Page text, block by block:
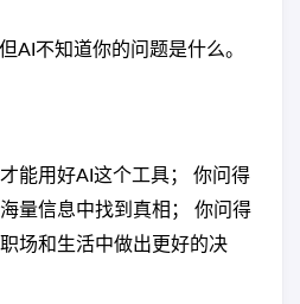
AI不知道你的问题是什么。
能用好AI这个工具； 你问得
量信息中找到真相； 你问得
场和生活中做出更好的决